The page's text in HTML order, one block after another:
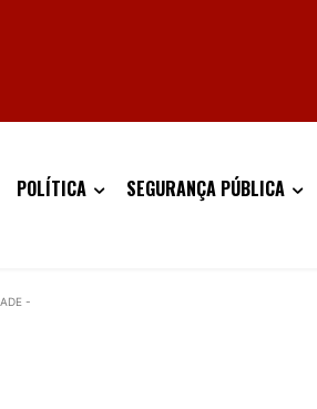
POLÍTICA SEGURANÇA PÚBLICA
-